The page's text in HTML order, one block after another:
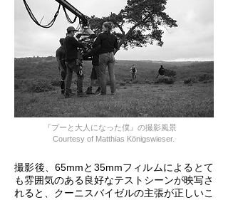
『プーと大人になった僕』の撮影風景
Courtesy of Matthias Königswieser.
撮影後、65mmと35mmフィルムによるとて
も雰囲気のある良好なテストシーンが映写さ
れると、クーニスバイゼルの主張が正しいこ